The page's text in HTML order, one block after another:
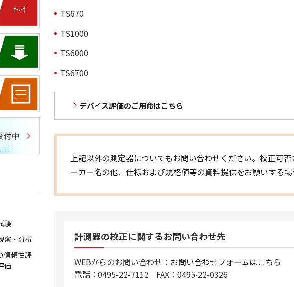
TS670
TS1000
TS6000
TS6700
デバイス評価のご用命はこちら
上記以外の測定器についてもお問い合わせください。校正可
ーカー名の他、仕様および規格値等の資料提供をお願いする
計測器の校正に関するお問い合わせ先
WEBからのお問い合わせ： お問い合わせフォームはこちら
電話：0495-22-7112 FAX：0495-22-0326
験
察・分析
信頼性評
価